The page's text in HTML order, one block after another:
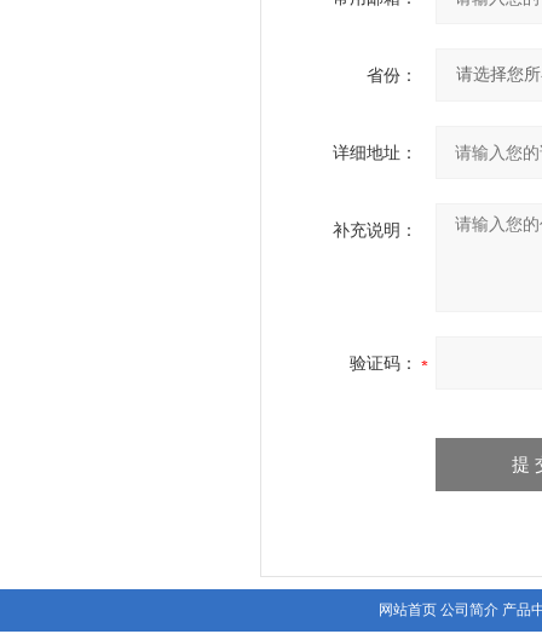
省份：
详细地址：
补充说明：
验证码：
网站首页 公司简介 产品